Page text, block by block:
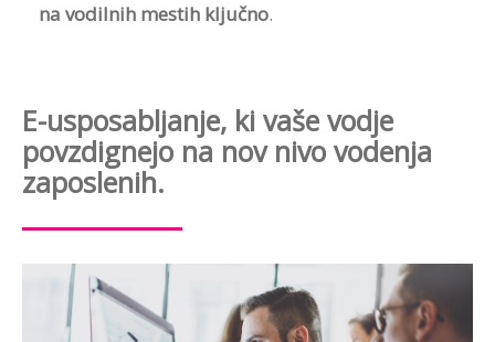
na vodilnih mestih ključno.
E-usposabljanje, ki vaše vodje
povzdignejo na nov nivo vodenja
zaposlenih.